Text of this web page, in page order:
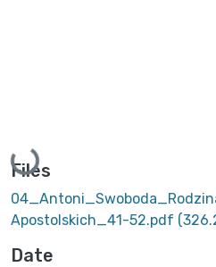
Loading...
Files
Apostolskich_41-52.pdf
Date